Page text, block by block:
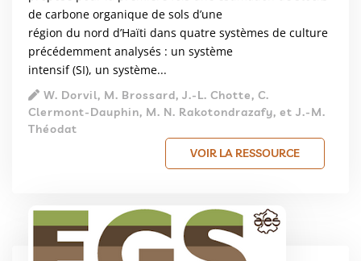
de carbone organique de sols d’une
région du nord d’Haïti dans quatre systèmes de culture
précédemment analysés : un système
intensif (SI), un système...
W. Dorvil, M. Brossard, J.-L. Chotte, C.
Clermont-Dauphin, M. N. Rakotondrazafy, et J.-M.
Théodat
VOIR LA RESSOURCE